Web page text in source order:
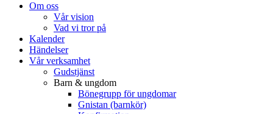
Om oss
Vår vision
Vad vi tror på
Kalender
Händelser
Vår verksamhet
Gudstjänst
Barn & ungdom
Bönegrupp för ungdomar
Gnistan (barnkör)